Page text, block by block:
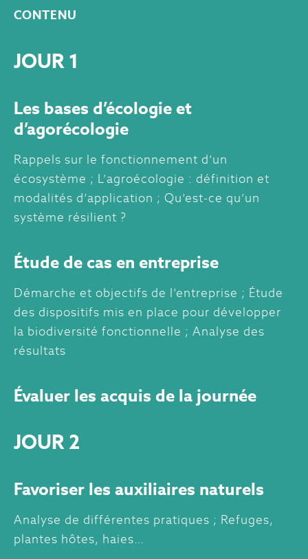
CONTENU
JOUR 1
Les bases d’écologie et
d’agorécologie
Rappels sur le fonctionnement d’un
écosystème ; L’agroécologie : définition et
modalités d’application ; Qu’est-ce qu’un
système résilient ?
Étude de cas en entreprise
Démarche et objectifs de l’entreprise ; Étude
des dispositifs mis en place pour développer
la biodiversité fonctionnelle ; Analyse des
résultats
Évaluer les acquis de la journée
JOUR 2
Favoriser les auxiliaires naturels
Analyse de différentes pratiques ; Refuges,
plantes hôtes, haies…